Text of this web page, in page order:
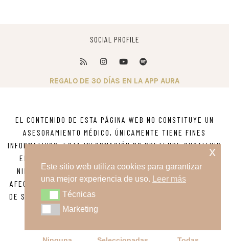
Este sitio web utiliza cookies para garantizar
una mejor experiencia de uso.
Leer más
TécnicasTécnicas
MarketingMarketing
x
SOCIAL PROFILE
REGALO DE 30 DÍAS EN LA APP AURA
EL CONTENIDO DE ESTA PÁGINA WEB NO CONSTITUYE UN
ASESORAMIENTO MÉDICO, ÚNICAMENTE TIENE FINES
INFORMATIVOS. ESTA INFORMACIÓN NO PRETENDE SUSTITUIR
EL ASESORAMIENTO, DIAGNOSTICO O TRATAMIENTO DE
NINGUNA ENFERMEDAD. SI TIENE DUDAS SOBRE ALGUNA
AFECCIÓN MÉDICA O PSICOLÓGICA BUSQUE ASESORAMIENTO
DE SU MÉDICO O DE OTRO PROVEEDOR DE ATENCIÓN MÉDICA
CALIFICADO.
POLÍTICA DE COOKIES
CRÉDITO IMÁGENES